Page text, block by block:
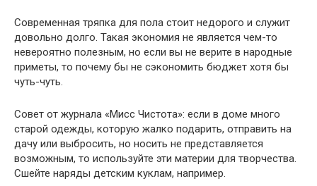
Современная тряпка для пола стоит недорого и служит
довольно долго. Такая экономия не является чем-то
невероятно полезным, но если вы не верите в народные
приметы, то почему бы не сэкономить бюджет хотя бы
чуть-чуть.
Совет от журнала «Мисс Чистота»: если в доме много
старой одежды, которую жалко подарить, отправить на
дачу или выбросить, но носить не представляется
возможным, то используйте эти материи для творчества.
Сшейте наряды детским куклам, например.